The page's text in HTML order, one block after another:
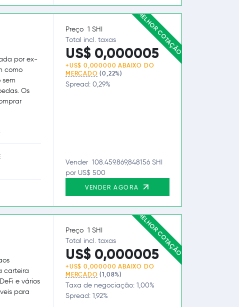
MELHOR COTAÇÃO
por ex-
como
Os
Preço 1 SHI
Total incl. taxas
US$ 0,000005
+US$ 0,000000 ABAIXO DO
MERCADO (0,22%)
Spread: 0,29%
Vender 108.459.869,848156 SHI
por US$ 500
VENDER AGORA
MELHOR COTAÇÃO
carteira
e vários
para
Preço 1 SHI
Total incl. taxas
US$ 0,000005
+US$ 0,000000 ABAIXO DO
MERCADO (1,08%)
Taxa de negociação: 1,00%
Spread: 1,92%